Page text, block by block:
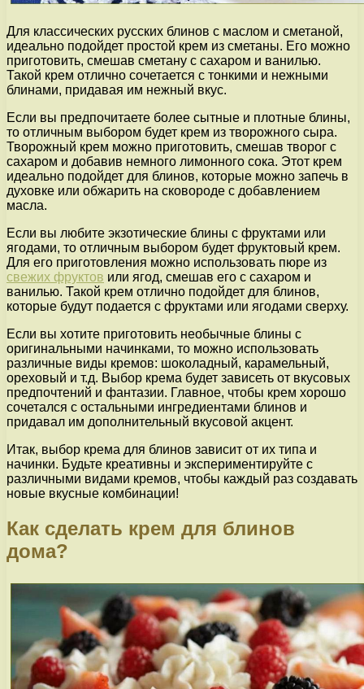
Для классических русских блинов с маслом и сметаной,
идеально подойдет простой крем из сметаны. Его можно
приготовить, смешав сметану с сахаром и ванилью.
Такой крем отлично сочетается с тонкими и нежными
блинами, придавая им нежный вкус.
Если вы предпочитаете более сытные и плотные блины,
то отличным выбором будет крем из творожного сыра.
Творожный крем можно приготовить, смешав творог с
сахаром и добавив немного лимонного сока. Этот крем
идеально подойдет для блинов, которые можно запечь в
духовке или обжарить на сковороде с добавлением
масла.
Если вы любите экзотические блины с фруктами или
ягодами, то отличным выбором будет фруктовый крем.
Для его приготовления можно использовать пюре из
свежих фруктов или ягод, смешав его с сахаром и
ванилью. Такой крем отлично подойдет для блинов,
которые будут подается с фруктами или ягодами сверху.
Если вы хотите приготовить необычные блины с
оригинальными начинками, то можно использовать
различные виды кремов: шоколадный, карамельный,
ореховый и т.д. Выбор крема будет зависеть от вкусовых
предпочтений и фантазии. Главное, чтобы крем хорошо
сочетался с остальными ингредиентами блинов и
придавал им дополнительный вкусовой акцент.
Итак, выбор крема для блинов зависит от их типа и
начинки. Будьте креативны и экспериментируйте с
различными видами кремов, чтобы каждый раз создавать
новые вкусные комбинации!
Как сделать крем для блинов
дома?